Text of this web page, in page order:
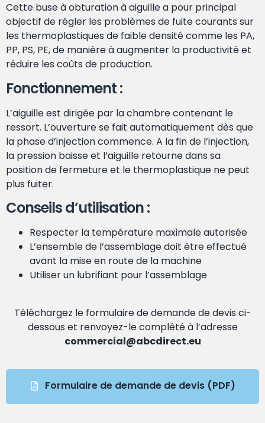
Cette buse à obturation à aiguille a pour principal
objectif de régler les problèmes de fuite courants sur
les thermoplastiques de faible densité comme les PA,
PP, PS, PE, de manière à augmenter la productivité et
réduire les coûts de production.
Fonctionnement :
L’aiguille est dirigée par la chambre contenant le
ressort. L’ouverture se fait automatiquement dès que
la phase d’injection commence. A la fin de l’injection,
la pression baisse et l’aiguille retourne dans sa
position de fermeture et le thermoplastique ne peut
plus fuiter.
Conseils d’utilisation :
Respecter la température maximale autorisée
L’ensemble de l’assemblage doit être effectué
avant la mise en route de la machine
Utiliser un lubrifiant pour l’assemblage
Téléchargez le formulaire de demande de devis ci-
dessous et renvoyez-le complété à l’adresse
commercial@abcdirect.eu
Formulaire de demande de devis (PDF)